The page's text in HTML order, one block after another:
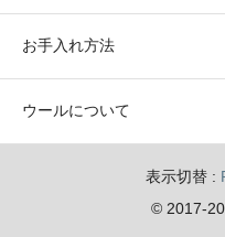
お手入れ方法
ウールについて
表示切替 :
© 2017-